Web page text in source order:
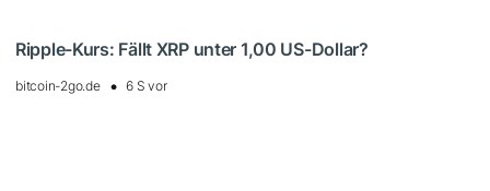
Ripple-Kurs: Fällt XRP unter 1,00 US-Dollar?
bitcoin-2go.de 6 S vor